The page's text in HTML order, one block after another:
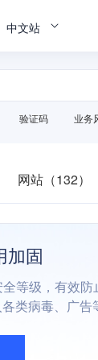
中文站
验证码 业务
网站（132）
加固
等级，有效
类病毒、广告